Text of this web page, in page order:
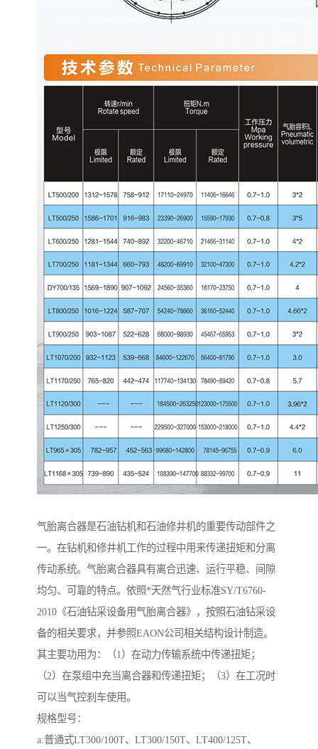
气胎离合器是石油钻机和石油修井机的重要传动部件之
一。在钻机和修井机工作的过程中用来传递扭矩和分离
传动系统。气胎离合器具有离合迅速、运行平稳、间隙
均匀、可靠的特点。依照*天然气行业标准SY/T6760-
2010《石油钻采设备用气胎离合器》，按照石油钻采设
备的相关要求，并参照EAON公司相关结构设计制造。
其主要功用为：（1）在动力传输系统中传递扭矩；
（2）在泵组中充当离合器和传递扭矩；（3）在工况时
可以当气控刹车使用。
规格型号：
a:普通式LT300/100T、LT300/150T、LT400/125T、